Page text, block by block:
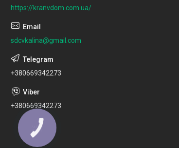
https://kranvdom.com.ua/
sdcvkalina@gmail.com
+380669342273
+380669342273
КНОПКА
ЗВ'ЯЗКУ